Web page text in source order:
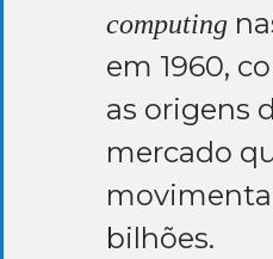
computing
em 1960,
as origens
mercado
movimenta
bilhões.